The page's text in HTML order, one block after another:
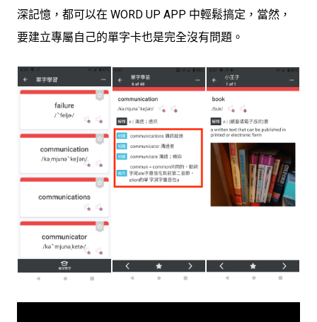
深記憶，都可以在 WORD UP APP 中輕鬆搞定，當然，
要建立專屬自己的單字卡也是完全沒有問題。